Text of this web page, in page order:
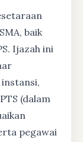
baik
Ijazah ini
(dalam
pegawai